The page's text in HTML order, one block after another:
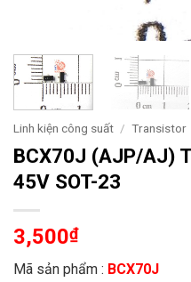
Linh kiện công suất / Transistor
BCX70J (AJP/AJ)
45V SOT-23
3,500₫
Mã sản phẩm : BCX70J